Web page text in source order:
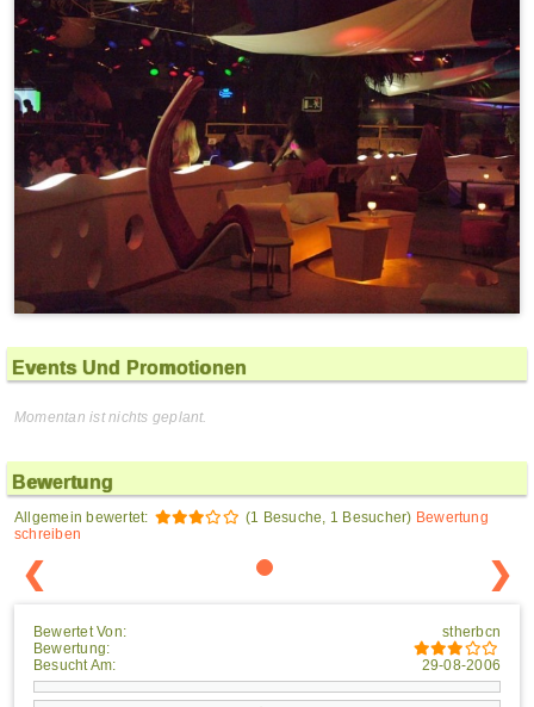
Events Und Promotionen
Momentan ist nichts geplant.
Bewertung
Allgemein bewertet: (1 Besuche, 1 Besucher) Bewertung
schreiben
❮ ❯
Bewertet Von:
Bewertung:
Besucht Am:
stherbcn
29-08-2006